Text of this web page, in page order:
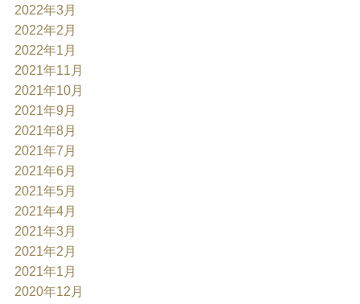
2022年3月
2022年2月
2022年1月
2021年11月
2021年10月
2021年9月
2021年8月
2021年7月
2021年6月
2021年5月
2021年4月
2021年3月
2021年2月
2021年1月
2020年12月